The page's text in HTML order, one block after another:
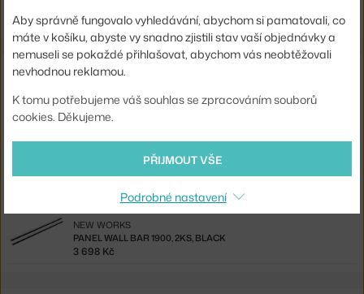
Související produkty
PANEL WALL BAR 450, 2KS, BLACK
NEW WORKS
PANEL WALL BAR 900, 2KS, BLACK
PANEL WALL BAR 1900, 2KS, BLACK
NEW WORKS
3 698 Kč
Aby správně fungovalo vyhledávání, abychom si pamatovali, co
máte v košíku, abyste vy snadno zjistili stav vaší objednávky a
nemuseli se pokaždé přihlašovat, abychom vás neobtěžovali
nevhodnou reklamou.
K tomu potřebujeme váš souhlas se zpracováním souborů
cookies. Děkujeme.
PŘIJMOUT VŠE
Podrobné nastavení